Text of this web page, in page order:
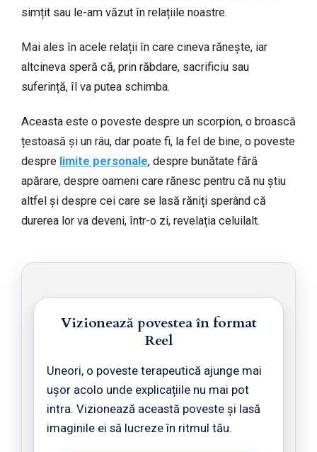
simțit sau le-am văzut în relațiile noastre.
Mai ales în acele relații în care cineva rănește, iar
altcineva speră că, prin răbdare, sacrificiu sau
suferință, îl va putea schimba.
Aceasta este o poveste despre un scorpion, o broască
țestoasă și un râu, dar poate fi, la fel de bine, o poveste
despre limite personale, despre bunătate fără
apărare, despre oameni care rănesc pentru că nu știu
altfel și despre cei care se lasă răniți sperând că
durerea lor va deveni, într-o zi, revelația celuilalt.
Vizionează povestea în format
Reel
Uneori, o poveste terapeutică ajunge mai
ușor acolo unde explicațiile nu mai pot
intra. Vizionează această poveste și lasă
imaginile ei să lucreze în ritmul tău.